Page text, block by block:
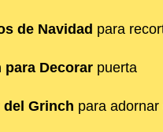
de Navidad para
para Decorar puerta
del Grinch para